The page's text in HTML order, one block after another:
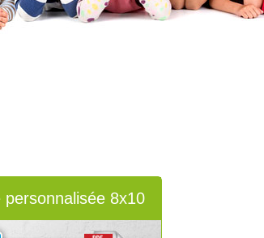
personnalisée 8x10